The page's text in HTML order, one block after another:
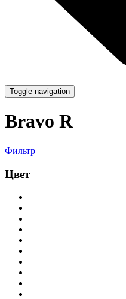
Toggle navigation
Bravo R
Фильтр
Цвет